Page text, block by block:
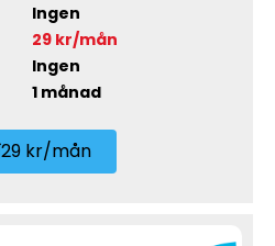
Ingen
29 kr/mån
Ingen
1 månad
29 kr/mån